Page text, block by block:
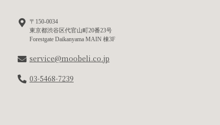
〒150-0034
東京都渋谷区代官山町20番23号
Forestgate Daikanyama MAIN 棟3F
service@moobeli.co.jp
03-5468-7239